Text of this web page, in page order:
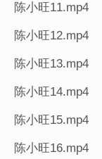
陈小旺11.mp4
陈小旺12.mp4
陈小旺13.mp4
陈小旺14.mp4
陈小旺15.mp4
陈小旺16.mp4